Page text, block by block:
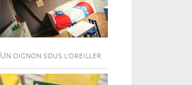
Un oignon sous l’oreiller